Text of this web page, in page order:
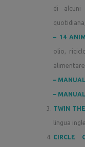
di alcuni
– 14
olio,
alimentare.
–
–
TWIN
lingua
CIRCLE